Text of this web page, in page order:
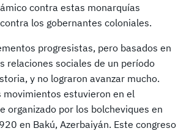
contra estas monarquías
los gobernantes coloniales.
progresistas, pero basados en
relaciones sociales de un período
y no lograron avanzar mucho.
movimientos estuvieron en el
organizado por los bolcheviques en
en Bakú, Azerbaiyán. Este congreso